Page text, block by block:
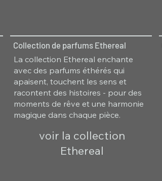
Collection de parfums Ethereal
La collection Ethereal enchante
avec des parfums éthérés qui
apaisent, touchent les sens et
racontent des histoires - pour des
moments de rêve et une harmonie
magique dans chaque pièce.
voir la collection
Ethereal